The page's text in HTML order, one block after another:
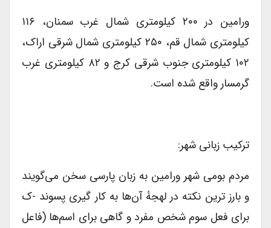
ورامین در ۲۰۰ کیلومتری شمال غرب سمنان، ۱۱۶
کیلومتری شمال قم، ۲۵۰ کیلومتری شمال شرقی اراک،
۱۰۲ کیلومتری جنوب شرقی کرج و ۸۲ کیلومتری غرب
گرمسار واقع شده است.
ترکیب زبانی شهر:
مردم بومی شهر ورامین به زبان پارسی سخن می‌گویند
و بارز ترین نکته در لهجهٔ آن‌ها به کار گیری پسوند -ک
برای فعل سوم شخص مفرد و گاهی برای اسم‌ها (فاعل